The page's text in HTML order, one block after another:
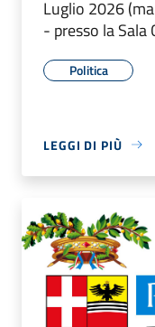
Luglio 2026
- presso la Sala
Politica
LEGGI DI PIÙ